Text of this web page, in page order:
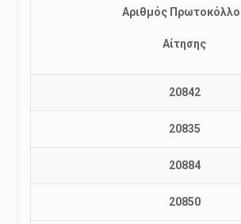
Αριθμός
Αίτησης
20842
20835
20884
20850